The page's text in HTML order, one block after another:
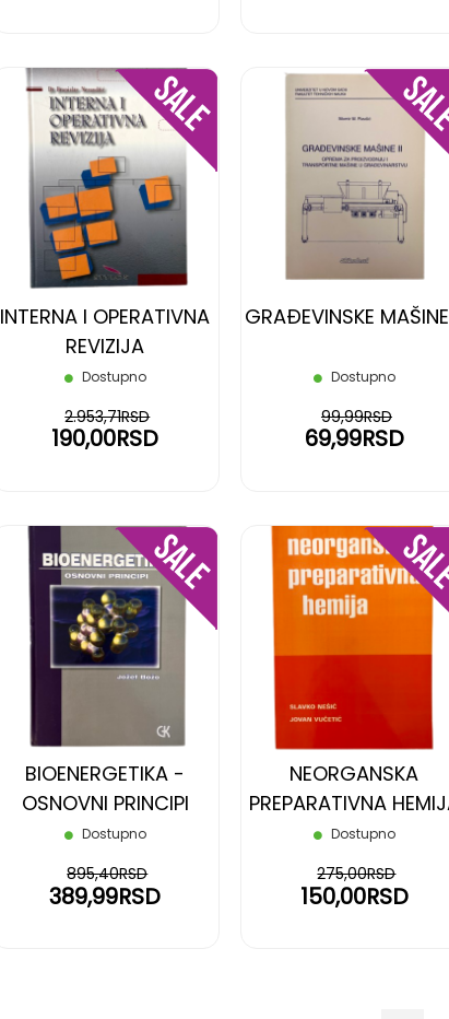
INTERNA I OPERATIVNA
REVIZIJA
Dostupno
190,00RSD
2.953,71RSD
DODAJ
NA
GRAĐEVINSKE
Dostupno
69,99RSD
99,99RSD
BIOENERGETIKA -
OSNOVNI PRINCIPI
Dostupno
389,99RSD
895,40RSD
DODAJ
NA
NEORGANSKA
PREPARATIVNA
Dostupno
150,00RSD
275,00RSD